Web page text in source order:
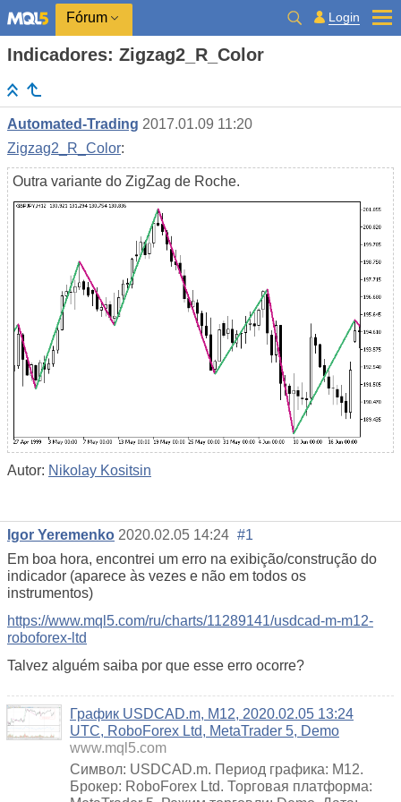
Fórum Login
Indicadores: Zigzag2_R_Color
Automated-Trading 2017.01.09 11:20
Zigzag2_R_Color:
Outra variante do ZigZag de Roche.
Autor: Nikolay Kositsin
Igor Yeremenko 2020.02.05 14:24 #1
Em boa hora, encontrei um erro na exibição/construção do
indicador (aparece às vezes e não em todos os
instrumentos)
https://www.mql5.com/ru/charts/11289141/usdcad-m-m12-
roboforex-ltd
Talvez alguém saiba por que esse erro ocorre?
График USDCAD.m, M12, 2020.02.05 13:24
UTC, RoboForex Ltd, MetaTrader 5, Demo
www.mql5.com
Символ: USDCAD.m. Период графика: M12.
Брокер: RoboForex Ltd. Торговая платформа: